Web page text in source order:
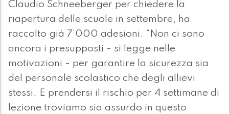
Claudio Schneeberger per chiedere la
riapertura delle scuole in settembre, ha
raccolto già 7’000 adesioni. “Non ci sono
ancora i presupposti - si legge nelle
motivazioni - per garantire la sicurezza sia
del personale scolastico che degli allievi
stessi. E prendersi il rischio per 4 settimane di
lezione troviamo sia assurdo in questo